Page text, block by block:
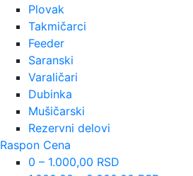
Plovak
Takmičarci
Feeder
Saranski
Varaličari
Dubinka
Mušičarski
Rezervni delovi
Raspon Cena
0 – 1.000,00 RSD